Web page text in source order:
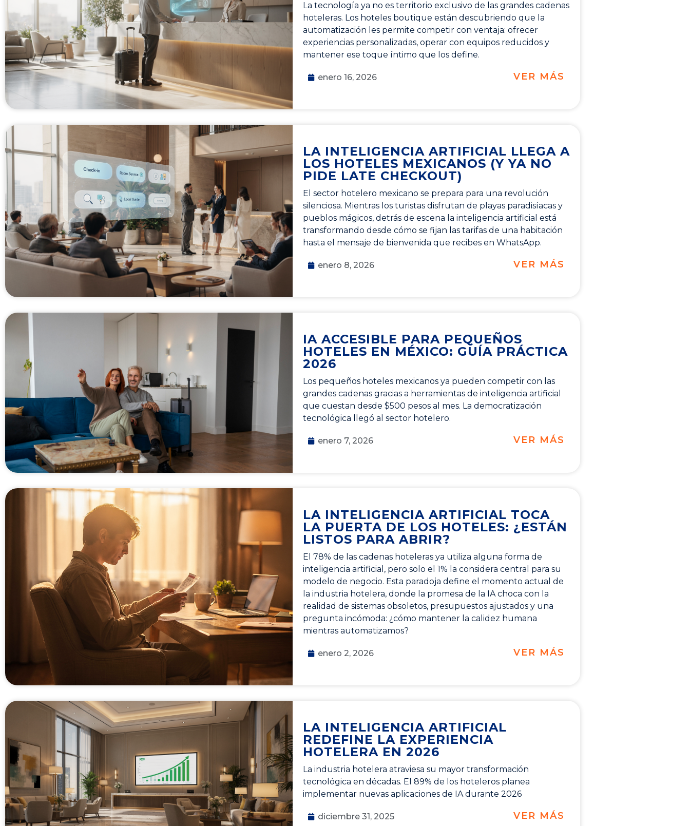
La tecnología ya no es territorio exclusivo de las grandes cadenas
hoteleras. Los hoteles boutique están descubriendo que la
automatización les permite competir con ventaja: ofrecer
experiencias personalizadas, operar con equipos reducidos y
mantener ese toque íntimo que los define.
enero 16, 2026 VER MÁS
LA INTELIGENCIA ARTIFICIAL LLEGA A
LOS HOTELES MEXICANOS (Y YA NO
PIDE LATE CHECKOUT)
El sector hotelero mexicano se prepara para una revolución
silenciosa. Mientras los turistas disfrutan de playas paradisíacas y
pueblos mágicos, detrás de escena la inteligencia artificial está
transformando desde cómo se fijan las tarifas de una habitación
hasta el mensaje de bienvenida que recibes en WhatsApp.
enero 8, 2026 VER MÁS
IA ACCESIBLE PARA PEQUEÑOS
HOTELES EN MÉXICO: GUÍA PRÁCTICA
2026
Los pequeños hoteles mexicanos ya pueden competir con las
grandes cadenas gracias a herramientas de inteligencia artificial
que cuestan desde $500 pesos al mes. La democratización
tecnológica llegó al sector hotelero.
enero 7, 2026 VER MÁS
LA INTELIGENCIA ARTIFICIAL TOCA
LA PUERTA DE LOS HOTELES: ¿ESTÁN
LISTOS PARA ABRIR?
El 78% de las cadenas hoteleras ya utiliza alguna forma de
inteligencia artificial, pero solo el 1% la considera central para su
modelo de negocio. Esta paradoja define el momento actual de
la industria hotelera, donde la promesa de la IA choca con la
realidad de sistemas obsoletos, presupuestos ajustados y una
pregunta incómoda: ¿cómo mantener la calidez humana
mientras automatizamos?
enero 2, 2026 VER MÁS
LA INTELIGENCIA ARTIFICIAL
REDEFINE LA EXPERIENCIA
HOTELERA EN 2026
La industria hotelera atraviesa su mayor transformación
tecnológica en décadas. El 89% de los hoteleros planea
implementar nuevas aplicaciones de IA durante 2026
diciembre 31, 2025 VER MÁS